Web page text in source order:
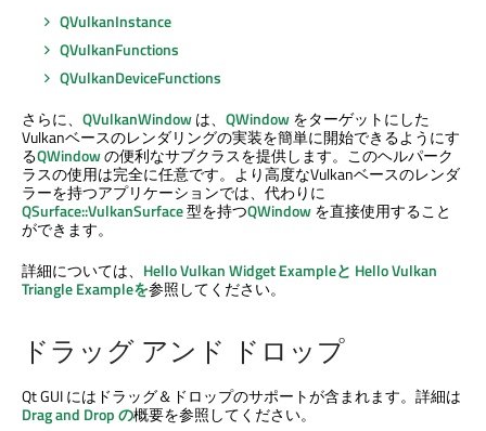
QVulkanInstance
QVulkanFunctions
QVulkanDeviceFunctions
さらに、 QVulkanWindowは、 QWindowをターゲットにした
Vulkanベースのレンダリングの実装を簡単に開始できるようにす
るQWindowの便利なサブクラスを提供します。このヘルパーク
ラスの使用は完全に任意です。より高度なVulkanベースのレンダ
ラーを持つアプリケーションでは、代わりに
QSurface::VulkanSurface型を持つQWindowを直接使用すること
ができます。
詳細については、 Hello Vulkan Widget Exampleと Hello Vulkan
Triangle Exampleを参照してください。
ドラッグ アンド ドロップ
Qt GUIにはドラッグ＆ドロップのサポートが含まれます。詳細は
Drag and Drop の概要を参照してください。